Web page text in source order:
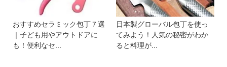
おすすめセラミック包丁７選
｜子ども用やアウトドアに
も！便利なセ...
日本製グローバル包丁を使っ
てみよう！人気の秘密がわか
ると料理が...